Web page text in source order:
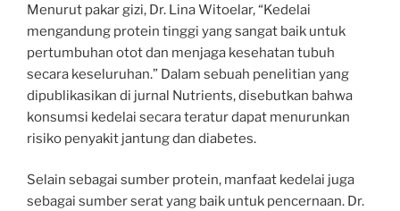
Menurut pakar gizi, Dr. Lina Witoelar, “Kedelai
mengandung protein tinggi yang sangat baik untuk
pertumbuhan otot dan menjaga kesehatan tubuh
secara keseluruhan.” Dalam sebuah penelitian yang
dipublikasikan di jurnal Nutrients, disebutkan bahwa
konsumsi kedelai secara teratur dapat menurunkan
risiko penyakit jantung dan diabetes.
Selain sebagai sumber protein, manfaat kedelai juga
sebagai sumber serat yang baik untuk pencernaan. Dr.